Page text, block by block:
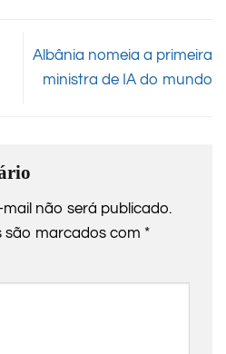
Albânia nomeia a primeira
ministra de IA do mundo
não será publicado.
são marcados com *